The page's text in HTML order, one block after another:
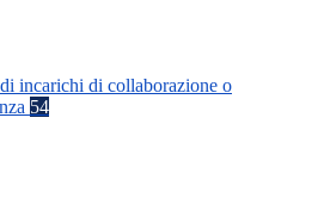
incarichi di collaborazione o
54